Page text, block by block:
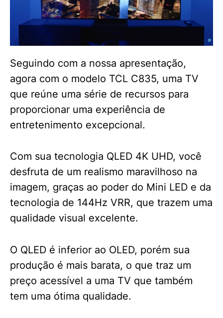
Seguindo com a nossa apresentação,
agora com o modelo TCL C835, uma TV
que reúne uma série de recursos para
proporcionar uma experiência de
entretenimento excepcional.
Com sua tecnologia QLED 4K UHD, você
desfruta de um realismo maravilhoso na
imagem, graças ao poder do Mini LED e da
tecnologia de 144Hz VRR, que trazem uma
qualidade visual excelente.
O QLED é inferior ao OLED, porém sua
produção é mais barata, o que traz um
preço acessível a uma TV que também
tem uma ótima qualidade.